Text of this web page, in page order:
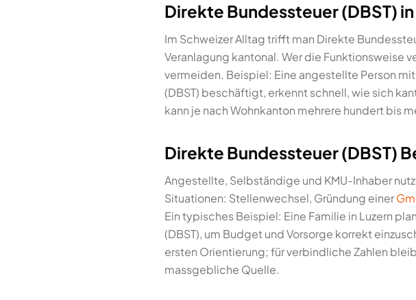
Direkte Bundessteuer (DBST)
Im Schweizer Alltag trifft man Direkte
Veranlagung kantonal. Wer die Funktionsweise
vermeiden. Beispiel: Eine angestellte Person
(DBST) beschäftigt, erkennt schnell, wie sich
kann je nach Wohnkanton mehrere hundert bis
Direkte Bundessteuer (DBST)
Angestellte, Selbständige und KMU-Inhaber
Situationen: Stellenwechsel, Gründung einer
Ein typisches Beispiel: Eine Familie in Luzern
(DBST), um Budget und Vorsorge korrekt
ersten Orientierung; für verbindliche Zahlen
massgebliche Quelle.